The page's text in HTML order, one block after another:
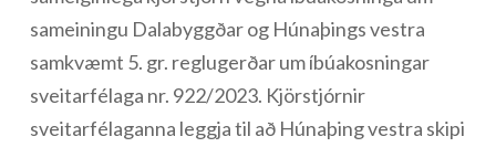
sameiningu Dalabyggðar og Húnaþings vestra
samkvæmt 5. gr. reglugerðar um íbúakosningar
sveitarfélaga nr. 922/2023. Kjörstjórnir
sveitarfélaganna leggja til að Húnaþing vestra skipi